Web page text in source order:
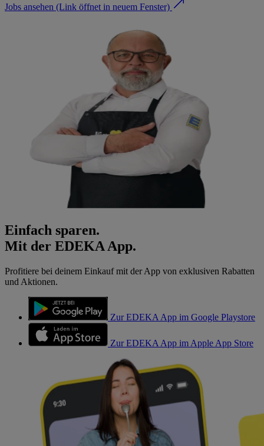
Jobs ansehen (Link öffnet in neuem Fenster)
Einfach sparen.
Mit der EDEKA App.
Profitiere bei deinem Einkauf mit der App von exklusiven Rabatten
und Aktionen.
Zur EDEKA App im Google Playstore
Zur EDEKA App im Apple App Store